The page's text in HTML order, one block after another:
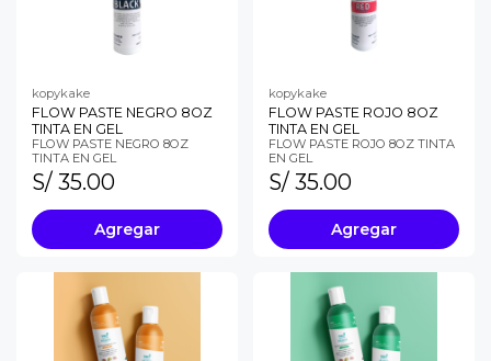
kopykake
FLOW PASTE NEGRO 8OZ
TINTA EN GEL
FLOW PASTE NEGRO 8OZ
TINTA EN GEL
S/ 35.00
Agregar
kopykake
FLOW PASTE ROJO 8OZ
TINTA EN GEL
FLOW PASTE ROJO 8OZ TINTA
EN GEL
S/ 35.00
Agregar